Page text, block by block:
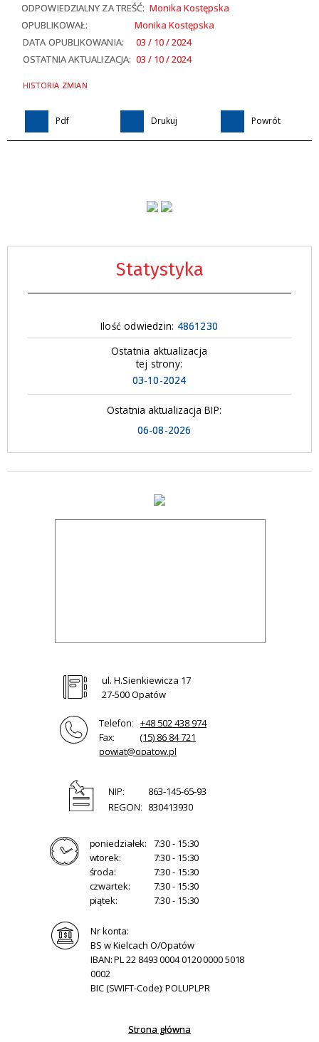
Statystyka
Ilość odwiedzin: 4861230
Ostatnia aktualizacja
tej strony:
03-10-2024
Ostatnia aktualizacja BIP:
06-08-2026
ODPOWIEDZIALNY ZA TREŚĆ: Monika Kostępska
OPUBLIKOWAŁ:
Monika Kostępska
DATA OPUBLIKOWANIA:
03 / 10 / 2024
OSTATNIA AKTUALIZACJA: 03 / 10 / 2024
HISTORIA ZMIAN
Pdf Drukuj Powrót
ul. H.Sienkiewicza 17
27-500 Opatów
Telefon: +48 502 438 974
Fax:
(15) 86 84 721
powiat@opatow.pl
NIP:
863-145-65-93
REGON: 830413930
poniedziałek:
7:30 - 15:30
wtorek:
7:30 - 15:30
środa:
7:30 - 15:30
czwartek:
7:30 - 15:30
piątek:
7:30 - 15:30
Nr konta:
BS w Kielcach O/Opatów
IBAN: PL 22 8493 0004 0120 0000 5018
0002
BIC (SWIFT-Code): POLUPLPR
Strona główna